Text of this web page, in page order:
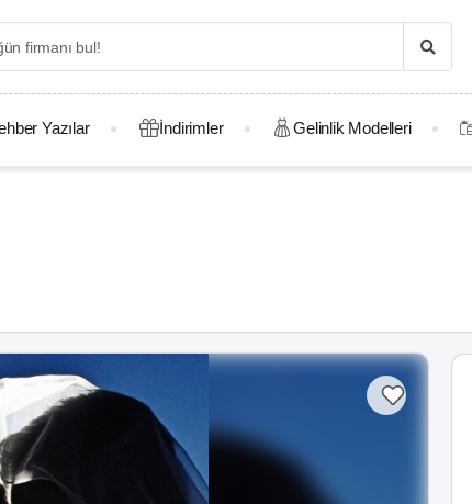
Yazılar İndirimler Gelinlik Modelleri